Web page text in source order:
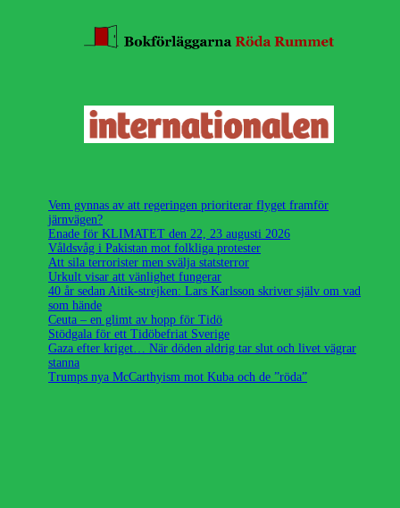
Vem gynnas av att regeringen prioriterar flyget framför
järnvägen?
Enade för KLIMATET den 22, 23 augusti 2026
Våldsvåg i Pakistan mot folkliga protester
Att sila terrorister men svälja statsterror
Urkult visar att vänlighet fungerar
40 år sedan Aitik-strejken: Lars Karlsson skriver själv om vad
som hände
Ceuta – en glimt av hopp för Tidö
Stödgala för ett Tidöbefriat Sverige
Gaza efter kriget… När döden aldrig tar slut och livet vägrar
stanna
Trumps nya McCarthyism mot Kuba och de ”röda”